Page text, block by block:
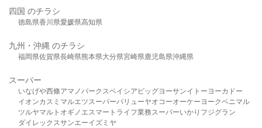
四国 のチラシ
徳島県香川県愛媛県高知県
九州・沖縄 のチラシ
福岡県佐賀県長崎県熊本県大分県宮崎県鹿児島県沖縄県
スーパー
いなげや西條アマノパークスベイシア ビッグヨーサンイトーヨーカドー
イオンカスミ マルエツスーパーバリューヤオコーオーケー ヨークベニマル
ツルヤマルト オギノ エスマート ライフ業務スーパーいかり フジグラン
ダイレックスサンエーイズミヤ